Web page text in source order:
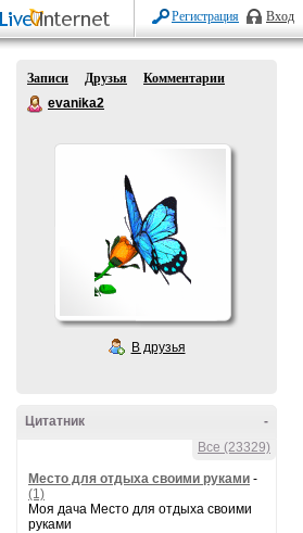
Регистрация Вход
Записи Друзья
Комментарии
evanika2
В друзья
-
Цитатник
Все (23329)
Место для отдыха своими руками -
(1)
Моя дача Место для отдыха своими
руками